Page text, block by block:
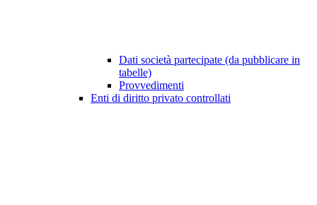
Dati società partecipate (da pubblicare in
tabelle)
Provvedimenti
Enti di diritto privato controllati